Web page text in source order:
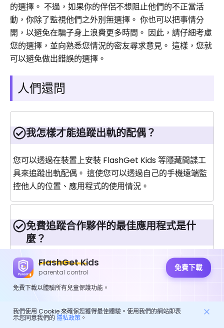
的選擇。 不過，如果你的伴侶不想阻止他們的不正當活
動，你除了監視他們之外別無選擇。 你也可以把事情分
開，以避免在騙子身上浪費更多時間。 因此，請仔細考慮
您的選擇，並向熟悉您情況的密友尋求意見。 這樣，您就
可以避免做出錯誤的選擇。
人們還問
我怎樣才能追蹤出軌的配偶？
您可以透過在裝置上安裝 FlashGet Kids 等隱藏間諜工
具來追蹤出軌配偶。 這使您可以透過自己的手機遠端監
控他人的位置、應用程式的使用情況。
免費追蹤合作夥伴的最佳應用程式是什
麼？
Life360 是一個不錯的選擇，可以免費追蹤您的伴侶，並
提供長達 2 天的位置歷史記錄。 它還提供付費計劃，但
您可以使用免費版本進行標準追蹤。
FlashGet Kids
parental control 免費下載
免費下載以體驗所有兒童保護功能。
我們使用 Cookie 來確保您獲得最佳體驗。使用我們的網站即表
示您同意我們的 隱私政策。